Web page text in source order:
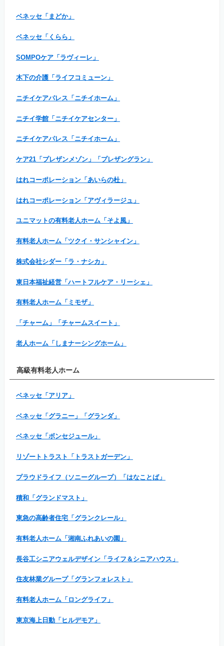
ベネッセ「まどか」
ベネッセ「くらら」
SOMPOケア「ラヴィーレ」
木下の介護「ライフコミューン」
ニチイケアパレス「ニチイホーム」
ニチイ学館「ニチイケアセンター」
ニチイケアパレス「ニチイホーム」
ケア21「プレザンメゾン」「プレザングラン」
はれコーポレーション「あいらの杜」
はれコーポレーション「アヴィラージュ」
ユニマットの有料老人ホーム「そよ風」
有料老人ホーム「ツクイ・サンシャイン」
株式会社シダー「ラ・ナシカ」
東日本福祉経営「ハートフルケア・リーシェ」
有料老人ホーム「ミモザ」
「チャーム」「チャームスイート」
老人ホーム「しまナーシングホーム」
高級有料老人ホーム
ベネッセ「アリア」
ベネッセ「グラニー」「グランダ」
ベネッセ「ボンセジュール」
リゾートトラスト「トラストガーデン」
プラウドライフ（ソニーグループ）「はなことば」
積和「グランドマスト」
東急の高齢者住宅「グランクレール」
有料老人ホーム「湘南ふれあいの園」
長谷工シニアウェルデザイン「ライフ＆シニアハウス」
住友林業グループ「グランフォレスト」
有料老人ホーム「ロングライフ」
東京海上日動「ヒルデモア」